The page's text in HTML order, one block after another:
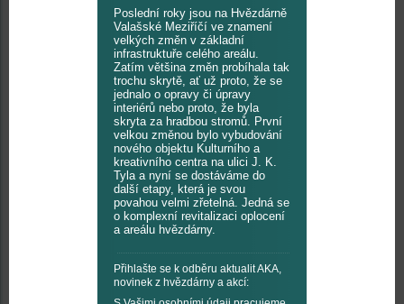
Poslední roky jsou na Hvězdárně
Valašské Meziříčí ve znamení
velkých změn v základní
infrastruktuře celého areálu.
Zatím většina změn probíhala tak
trochu skrytě, ať už proto, že se
jednalo o opravy či úpravy
interiérů nebo proto, že byla
skryta za hradbou stromů. První
velkou změnou bylo vybudování
nového objektu Kulturního a
kreativního centra na ulici J. K.
Tyla a nyní se dostáváme do
další etapy, která je svou
povahou velmi zřetelná. Jedná se
o komplexní revitalizaci oplocení
a areálu hvězdárny.
Přihlašte se k odběru aktualit AKA,
novinek z hvězdárny a akcí: